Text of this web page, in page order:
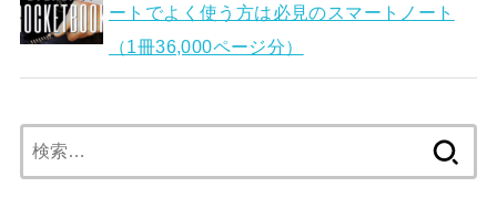
ートでよく使う方は必見のスマートノート
（1冊36,000ページ分）
索: